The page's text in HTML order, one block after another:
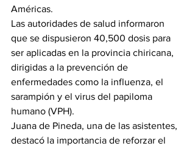
Américas.
Las autoridades de salud informaron
que se dispusieron 40,500 dosis para
ser aplicadas en la provincia chiricana,
dirigidas a la prevención de
enfermedades como la influenza, el
sarampión y el virus del papiloma
humano (VPH).
Juana de Pineda, una de las asistentes,
destacó la importancia de reforzar el